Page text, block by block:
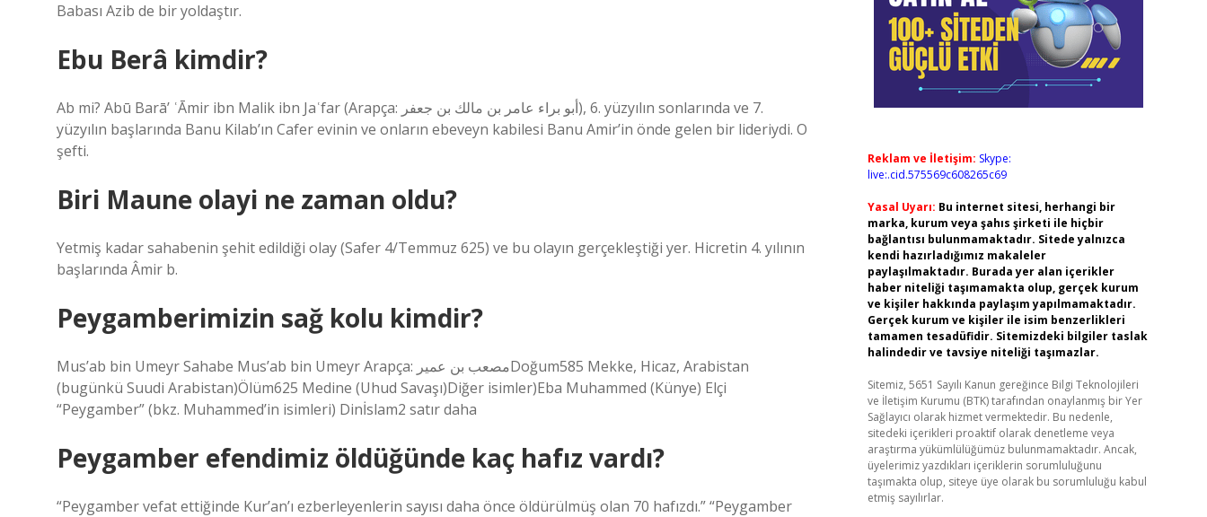
Babası Azib de bir yoldaştır.
Ebu Berâ kimdir?
Ab mi? Abū Barā’ ʿĀmir ibn Malik ibn Jaʿfar (Arapça: أبو براء عامر بن مالك بن جعفر), 6. yüzyılın sonlarında ve 7.
yüzyılın başlarında Banu Kilab’ın Cafer evinin ve onların ebeveyn kabilesi Banu Amir’in önde gelen bir lideriydi. O
şefti.
Biri Maune olayi ne zaman oldu?
Yetmiş kadar sahabenin şehit edildiği olay (Safer 4/Temmuz 625) ve bu olayın gerçekleştiği yer. Hicretin 4. yılının
başlarında Âmir b.
Peygamberimizin sağ kolu kimdir?
Mus’ab bin Umeyr Sahabe Mus’ab bin Umeyr Arapça: مصعب بن عميرDoğum585 Mekke, Hicaz, Arabistan
(bugünkü Suudi Arabistan)Ölüm625 Medine (Uhud Savaşı)Diğer isimler)Eba Muhammed (Künye) Elçi
“Peygamber” (bkz. Muhammed’in isimleri) Dinİslam2 satır daha
Peygamber efendimiz öldüğünde kaç hafız vardı?
“Peygamber vefat ettiğinde Kur’an’ı ezberleyenlerin sayısı daha önce öldürülmüş olan 70 hafızdı.” “Peygamber
Reklam ve İletişim: Skype:
live:.cid.575569c608265c69
Yasal Uyarı: Bu internet sitesi, herhangi bir
marka, kurum veya şahıs şirketi ile hiçbir
bağlantısı bulunmamaktadır. Sitede yalnızca
kendi hazırladığımız makaleler
paylaşılmaktadır. Burada yer alan içerikler
haber niteliği taşımamakta olup, gerçek kurum
ve kişiler hakkında paylaşım yapılmamaktadır.
Gerçek kurum ve kişiler ile isim benzerlikleri
tamamen tesadüfidir. Sitemizdeki bilgiler taslak
halindedir ve tavsiye niteliği taşımazlar.
Sitemiz, 5651 Sayılı Kanun gereğince Bilgi Teknolojileri
ve İletişim Kurumu (BTK) tarafından onaylanmış bir Yer
Sağlayıcı olarak hizmet vermektedir. Bu nedenle,
sitedeki içerikleri proaktif olarak denetleme veya
araştırma yükümlülüğümüz bulunmamaktadır. Ancak,
üyelerimiz yazdıkları içeriklerin sorumluluğunu
taşımakta olup, siteye üye olarak bu sorumluluğu kabul
etmiş sayılırlar.